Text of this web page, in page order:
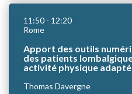
11:50 - 12:20
Rome
Apport des outils
des patients
activité physique
Thomas Davergne